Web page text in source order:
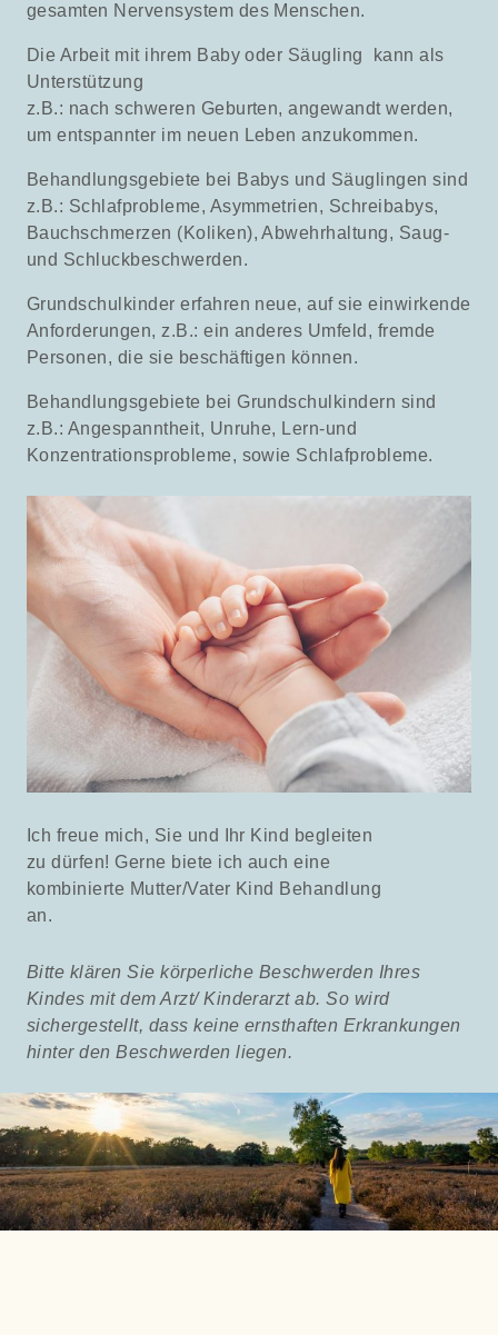
gesamten Nervensystem des Menschen.
Die Arbeit mit ihrem Baby oder Säugling kann als
Unterstützung
z.B.: nach schweren Geburten, angewandt werden,
um entspannter im neuen Leben anzukommen.
Behandlungsgebiete bei Babys und Säuglingen sind
z.B.: Schlafprobleme, Asymmetrien, Schreibabys,
Bauchschmerzen (Koliken), Abwehrhaltung, Saug-
und Schluckbeschwerden.
Grundschulkinder erfahren neue, auf sie einwirkende
Anforderungen, z.B.: ein anderes Umfeld, fremde
Personen, die sie beschäftigen können.
Behandlungsgebiete bei Grundschulkindern sind
z.B.: Angespanntheit, Unruhe, Lern-und
Konzentrationsprobleme, sowie Schlafprobleme.
Ich freue mich, Sie und Ihr Kind begleiten
zu dürfen! Gerne biete ich auch eine
kombinierte Mutter/Vater Kind Behandlung
an.
Bitte klären Sie körperliche Beschwerden Ihres
Kindes mit dem Arzt/ Kinderarzt ab.So wird
sichergestellt, dass keine ernsthaften Erkrankungen
hinter den Beschwerden liegen.